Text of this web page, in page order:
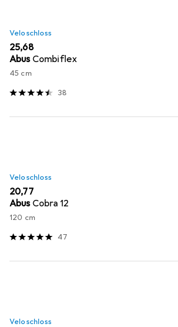
Veloschloss
EUR
25,68
Abus Combiflex
45 cm
38
Veloschloss
EUR
20,77
Abus Cobra 12
120 cm
47
Veloschloss